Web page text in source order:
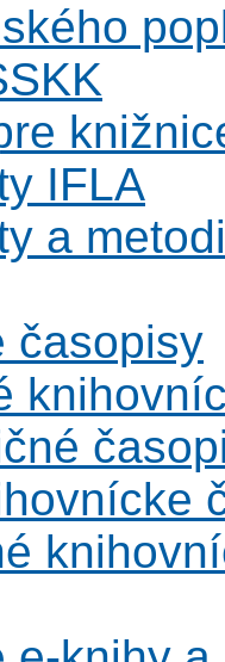
IFLA
a
časopisy